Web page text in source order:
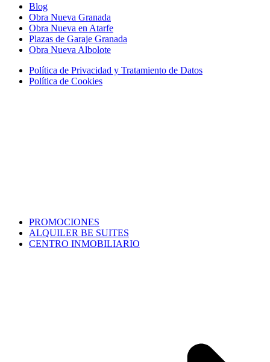
Blog
Obra Nueva Granada
Obra Nueva en Atarfe
Plazas de Garaje Granada
Obra Nueva Albolote
Política de Privacidad y Tratamiento de Datos
Política de Cookies
PROMOCIONES
ALQUILER BE SUITES
CENTRO INMOBILIARIO